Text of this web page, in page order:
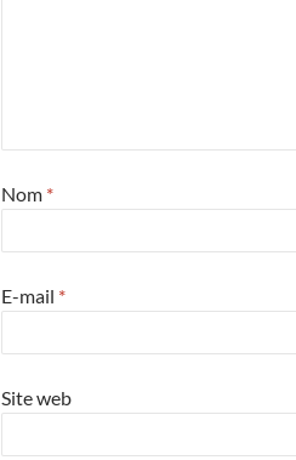
Nom *
E-mail *
Site web